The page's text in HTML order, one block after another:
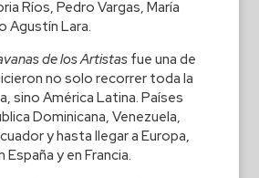
Ríos, Pedro Vargas, María
Agustín Lara.
de los Artistas fue una de
no solo recorrer toda la
sino América Latina. Países
Dominicana, Venezuela,
y hasta llegar a Europa,
y en Francia.